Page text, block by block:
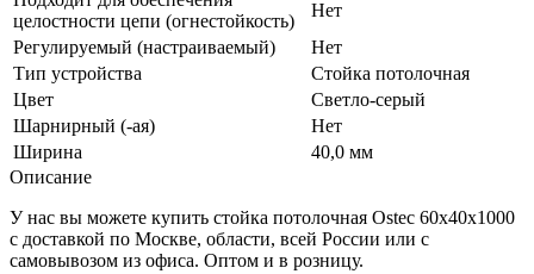
целостности цепи (огнестойкость)
Нет
Регулируемый (настраиваемый)
Нет
Тип устройства
Стойка потолочная
Цвет
Светло-серый
Шарнирный (-ая)
Нет
Ширина
40,0 мм
Описание
У нас вы можете купить стойка потолочная Ostec 60х40х1000
с доставкой по Москве, области, всей России или с
самовывозом из офиса. Оптом и в розницу.